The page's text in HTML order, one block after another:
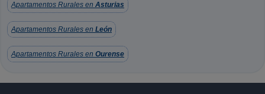
Apartamentos Rurales en Asturias
Apartamentos Rurales en León
Apartamentos Rurales en Ourense